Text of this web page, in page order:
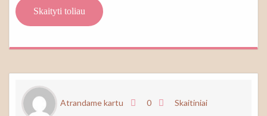
Skaityti toliau
Atrandame kartu 0 Skaitiniai